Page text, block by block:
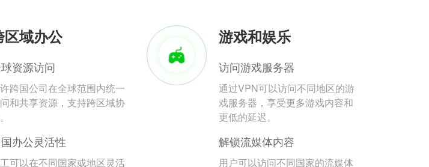
区域办公
资源访问
跨国公司在全球范围内统一
和共享资源，支持跨区域协
办公灵活性
可以在不同国家或地区灵活
游戏和娱乐
访问游戏服务器
通过VPN可以访问不同地区的游
戏服务器，享受更多游戏内容和
更低的延迟。
解锁流媒体内容
用户可以访问不同国家的流媒体